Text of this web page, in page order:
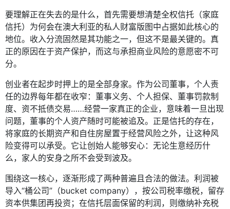
要理解正在失去的是什么，首先需要想清楚全权信托（家庭
信托）为何会在澳大利亚的私人财富版图中占据如此核心的
地位。收入分流固然是其功能之一，但这不是最关键的。真
正的原因在于资产保护，而这与承担商业风险的意愿密不可
分。
创业者在起步时押上的是全部身家。作为公司董事，个人责
任的边界每年都在收窄：董事义务、个人担保、董事罚款制
度、资不抵债交易……经营一家真正的企业，意味着一旦出现
问题，董事的个人资产随时可能被追及。正是信托的存在，
将家庭的长期资产和自住房屋置于经营风险之外，让这种风
险变得可以承受。它让创始人能够安心：无论生意经历什
么，家人的安身之所不会受到波及。
围绕这一核心，逐渐形成了两种普遍且合法的做法。利润被
导入“桶公司”（bucket company），按公司税率缴税，留存
资本供集团再投资；在信托层面保留的利润，则缴纳补充税